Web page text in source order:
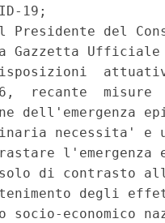
19;
Presidente del
Gazzetta
recante
dell'emergenza
necessita' e
l'emergenza
solo di contrasto
degli
socio-economico